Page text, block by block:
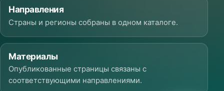
Направления
Страны и регионы собраны в одном каталоге.
Материалы
Опубликованные страницы связаны с
соответствующими направлениями.